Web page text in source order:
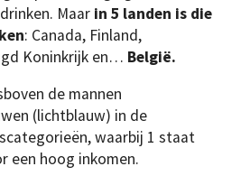
Maar in 5 landen is die
: Canada, Finland,
Koninkrijk en… België.
de mannen
(lichtblauw) in de
waarbij 1 staat
een hoog inkomen.